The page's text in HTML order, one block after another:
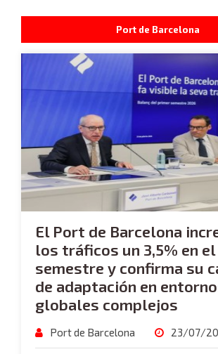
Port de Barcelona
El Port de Barcelona
los tráficos un 3,5% en
semestre y confirma su
de adaptación en
globales complejos
Port de Barcelona 23/07/